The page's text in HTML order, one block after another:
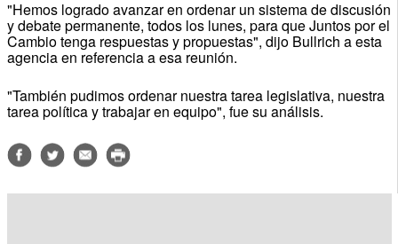
"Hemos logrado avanzar en ordenar un sistema de discusión
y debate permanente, todos los lunes, para que Juntos por el
Cambio tenga respuestas y propuestas", dijo Bullrich a esta
agencia en referencia a esa reunión.
"También pudimos ordenar nuestra tarea legislativa, nuestra
tarea política y trabajar en equipo", fue su análisis.